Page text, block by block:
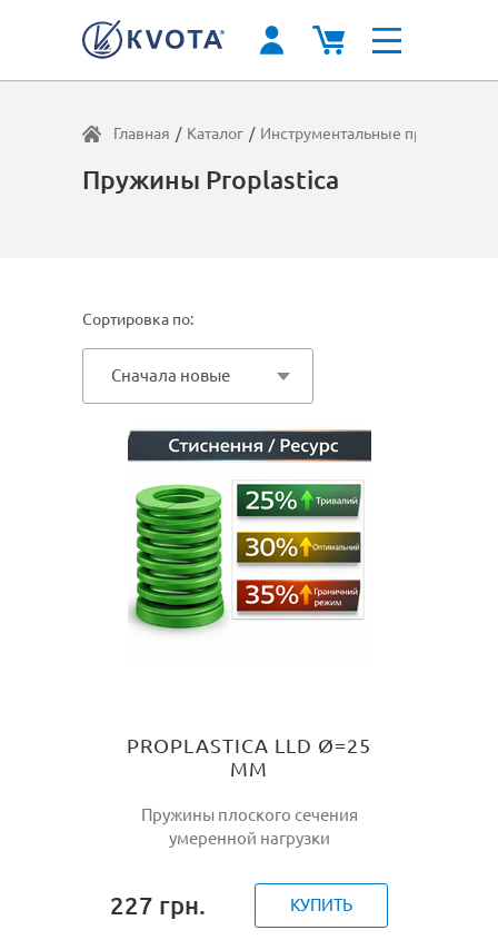
Главная / Каталог / Инструментальные пружины
Пружины Proplastica
Сортировка по:
Сначала новые
PROPLASTICA LLD Ø=25
ММ
Пружины плоского сечения
умеренной нагрузки
227 грн. КУПИТЬ